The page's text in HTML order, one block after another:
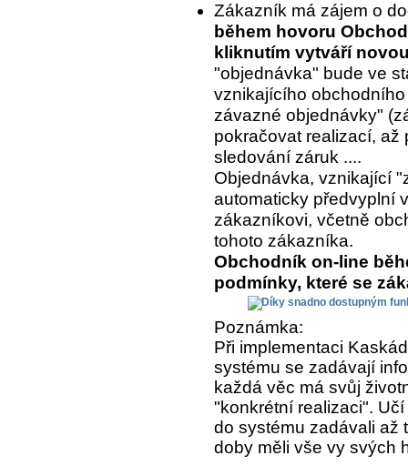
Zákazník má zájem o
během hovoru
kliknutím vytváří
"objednávka" bude ve
vznikajícího
závazné objednávky"
pokračovat realizací, až
sledování záruk ....
Objednávka, vznikající
automaticky předvyplní
zákazníkovi, včetně
tohoto zákazníka.
Obchodník on-line
podmínky, které se
Poznámka:
Při implementaci
systému se zadávají
každá věc má svůj
"konkrétní realizaci".
do systému zadávali až
doby měli vše vy svých